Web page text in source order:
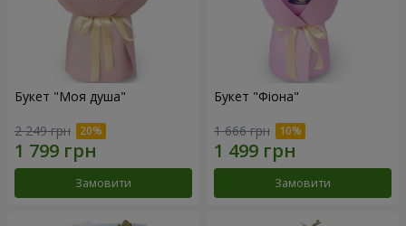
Букет "Моя душа"
2 249 грн
Замовити
Букет "Фіона"
1 666 грн
Замовити